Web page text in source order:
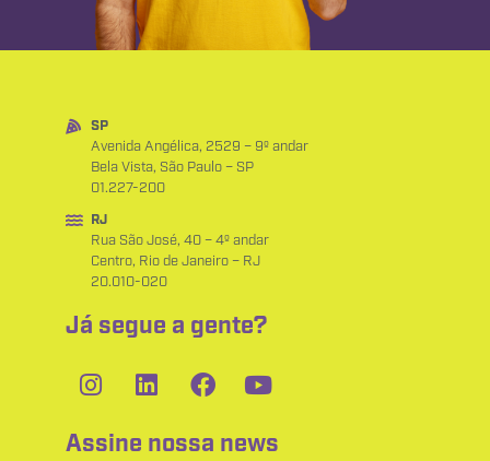
SP
Avenida Angélica, 2529 – 9º andar
Bela Vista, São Paulo – SP
01.227-200
RJ
Rua São José, 40 – 4º andar
Centro, Rio de Janeiro – RJ
20.010-020
Já segue a gente?
Assine nossa news